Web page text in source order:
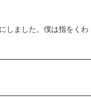
しました。僕は指をくわ